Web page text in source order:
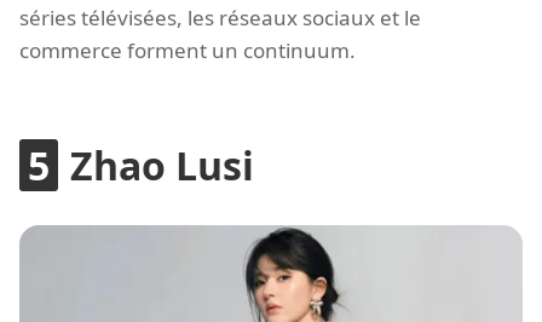
séries télévisées, les réseaux sociaux et le
commerce forment un continuum.
Zhao Lusi